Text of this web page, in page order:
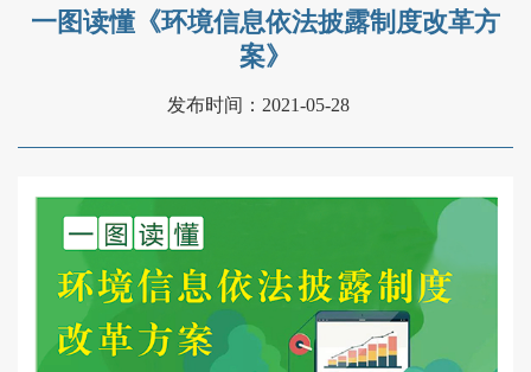
一图读懂《环境信息依法披露制度改革方
案》
发布时间：2021-05-28